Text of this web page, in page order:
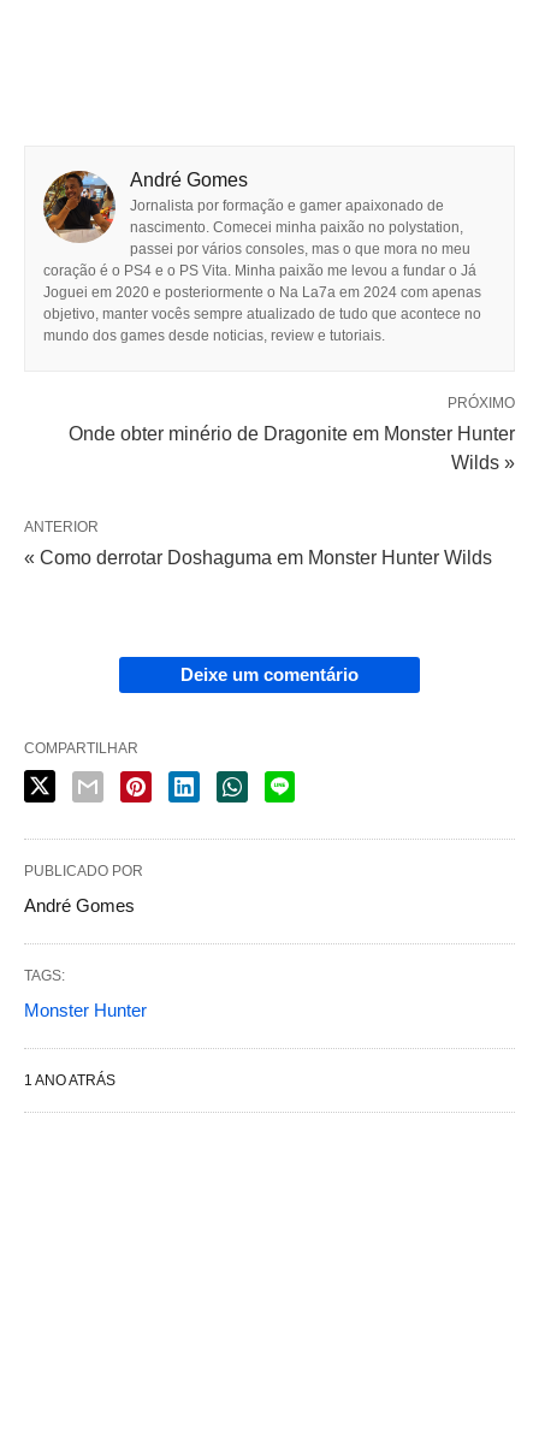
André Gomes
Jornalista por formação e gamer apaixonado de
nascimento. Comecei minha paixão no polystation,
passei por vários consoles, mas o que mora no meu
coração é o PS4 e o PS Vita. Minha paixão me levou a fundar o Já
Joguei em 2020 e posteriormente o Na La7a em 2024 com apenas
objetivo, manter vocês sempre atualizado de tudo que acontece no
mundo dos games desde noticias, review e tutoriais.
PRÓXIMO
Onde obter minério de Dragonite em Monster Hunter
Wilds »
ANTERIOR
« Como derrotar Doshaguma em Monster Hunter Wilds
Deixe um comentário
COMPARTILHAR
PUBLICADO POR
André Gomes
TAGS:
Monster Hunter
1 ANO ATRÁS